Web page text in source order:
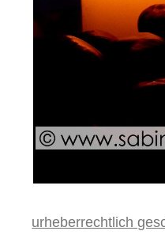
urheberrechtlich